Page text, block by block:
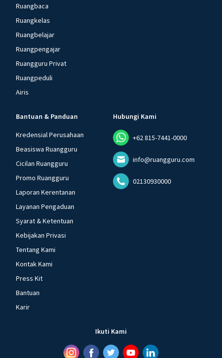
Ruangbaca
Ruangkelas
Ruangbelajar
Ruangpengajar
Ruangguru Privat
Ruangpeduli
Airis
Bantuan & Panduan
Kredensial Perusahaan
Beasiswa Ruangguru
Cicilan Ruangguru
Promo Ruangguru
Laporan Kerentanan
Layanan Pengaduan
Syarat & Ketentuan
Kebijakan Privasi
Tentang Kami
Kontak Kami
Press Kit
Bantuan
Karir
Hubungi Kami
+62 815-7441-0000
info@ruangguru.com
02130930000
Ikuti Kami